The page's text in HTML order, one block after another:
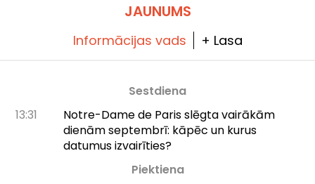
JAUNUMS
Informācijas vads + Lasa
Sestdiena
13:31
Notre-Dame de Paris slēgta vairākām
dienām septembrī: kāpēc un kurus
datumus izvairīties?
Piektiena